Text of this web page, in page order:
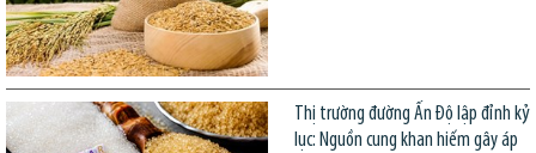
Thị trường đường Ấn Độ lập đỉnh kỷ
lục: Nguồn cung khan hiếm gây áp